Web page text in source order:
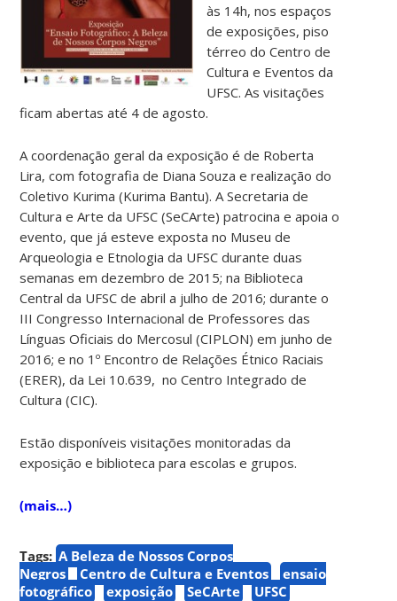
às 14h, nos espaços
de exposições, piso
térreo do Centro de
Cultura e Eventos da
UFSC. As visitações
ficam abertas até 4 de agosto.
A coordenação geral da exposição é de Roberta
Lira, com fotografia de Diana Souza e realização do
Coletivo Kurima (Kurima Bantu). A Secretaria de
Cultura e Arte da UFSC (SeCArte) patrocina e apoia o
evento, que já esteve exposta no Museu de
Arqueologia e Etnologia da UFSC durante duas
semanas em dezembro de 2015; na Biblioteca
Central da UFSC de abril a julho de 2016; durante o
III Congresso Internacional de Professores das
Línguas Oficiais do Mercosul (CIPLON) em junho de
2016; e no 1º Encontro de Relações Étnico Raciais
(ERER), da Lei 10.639, no Centro Integrado de
Cultura (CIC).
Estão disponíveis visitações monitoradas da
exposição e biblioteca para escolas e grupos.
(mais…)
Tags: A Beleza de Nossos Corpos
Negros
Centro de Cultura e Eventos
ensaio
fotográfico
exposição SeCArte UFSC